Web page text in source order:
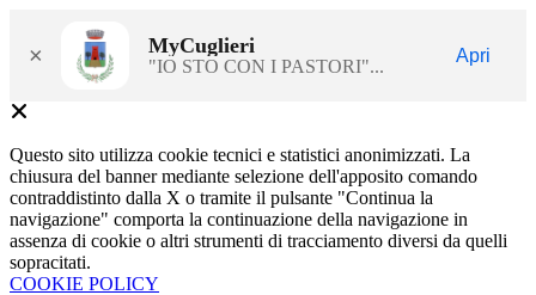
× MyCuglieri
"IO STO CON I PASTORI"...
Apri
Questo sito utilizza cookie tecnici e statistici anonimizzati. La
chiusura del banner mediante selezione dell'apposito comando
contraddistinto dalla X o tramite il pulsante "Continua la
navigazione" comporta la continuazione della navigazione in
assenza di cookie o altri strumenti di tracciamento diversi da quelli
sopracitati.
COOKIE POLICY